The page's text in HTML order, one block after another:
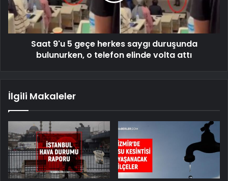
Saat 9'u 5 geçe herkes saygı duruşunda
bulunurken, o telefon elinde volta attı
İlgili Makaleler